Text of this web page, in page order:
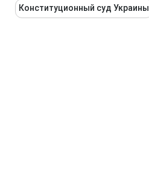
Конституционный суд Украины